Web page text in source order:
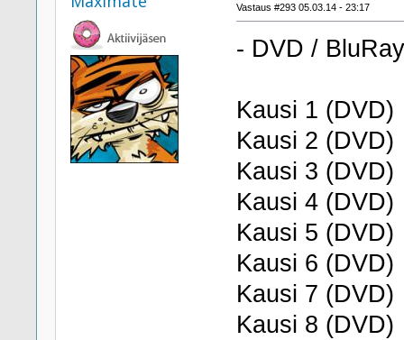
Vastaus #293 05.03.14 - 23:17
- DVD /
Kausi 1 (DVD)
Kausi 2 (DVD)
Kausi 3 (DVD)
Kausi 4 (DVD)
Kausi 5 (DVD)
Kausi 6 (DVD)
Kausi 7 (DVD)
Kausi 8 (DVD)